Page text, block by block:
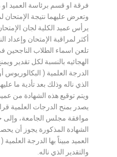
فرقة او قسم برئاسة العميد
وتعرض عليهما نتيجة الإمتحان
يرأس عميد الكلية لجان
أكثر لمراقبة الإمتحان وإعداد
تلعن اسماء الطلاب الناجحين
الهجائيه بالنسبة لكل تقدير
الدرجة العلمية ( البكالوريوس
الذي ناله وذلك بعد تأدية ما
ويتم توقيع هذه الشهادة من
يصدر بمنح الدرجات العلمية
موافقة مجلس الجامعة،
الشهادة المذكورة يجوز أن
العميد مبيناً بها الدرجة
والتقدير الذي ناله.